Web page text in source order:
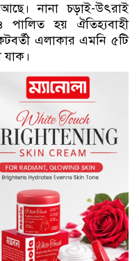
নানা চড়াই-উৎরাই
পালিত হয় ঐতিহ্যবাহী
এলাকার এমনি ৫টি
যাক।